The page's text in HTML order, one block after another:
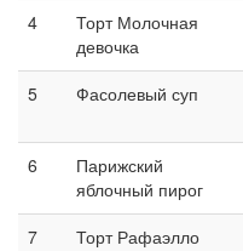
4
Торт Молочная
девочка
5 Фасолевый суп
6
Парижский
яблочный пирог
7
Торт Рафаэлло